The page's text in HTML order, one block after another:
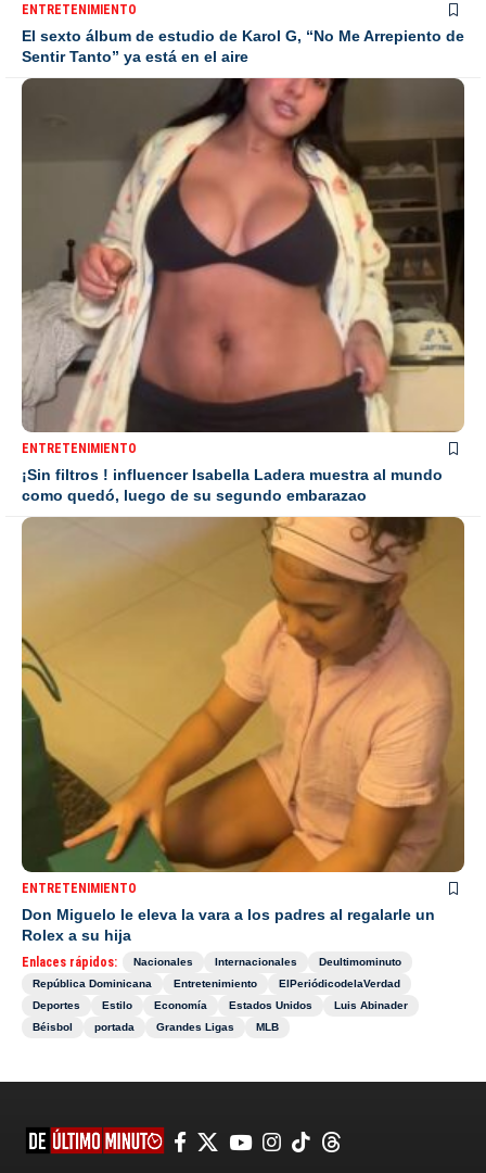
ENTRETENIMIENTO
El sexto álbum de estudio de Karol G, “No Me Arrepiento de
Sentir Tanto” ya está en el aire
ENTRETENIMIENTO
¡Sin filtros ! influencer Isabella Ladera muestra al mundo
como quedó, luego de su segundo embarazao
ENTRETENIMIENTO
Don Miguelo le eleva la vara a los padres al regalarle un
Rolex a su hija
Enlaces rápidos: Nacionales Internacionales
Deultimominuto
República Dominicana
Entretenimiento
ElPeriódicodelaVerdad
Deportes
Estilo Economía Estados Unidos
Luis Abinader
Béisbol
portada Grandes Ligas MLB